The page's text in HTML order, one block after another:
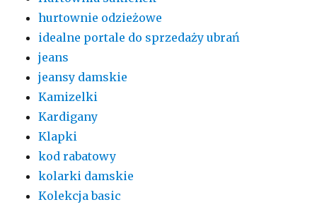
hurtownie odzieżowe
idealne portale do sprzedaży ubrań
jeans
jeansy damskie
Kamizelki
Kardigany
Klapki
kod rabatowy
kolarki damskie
Kolekcja basic